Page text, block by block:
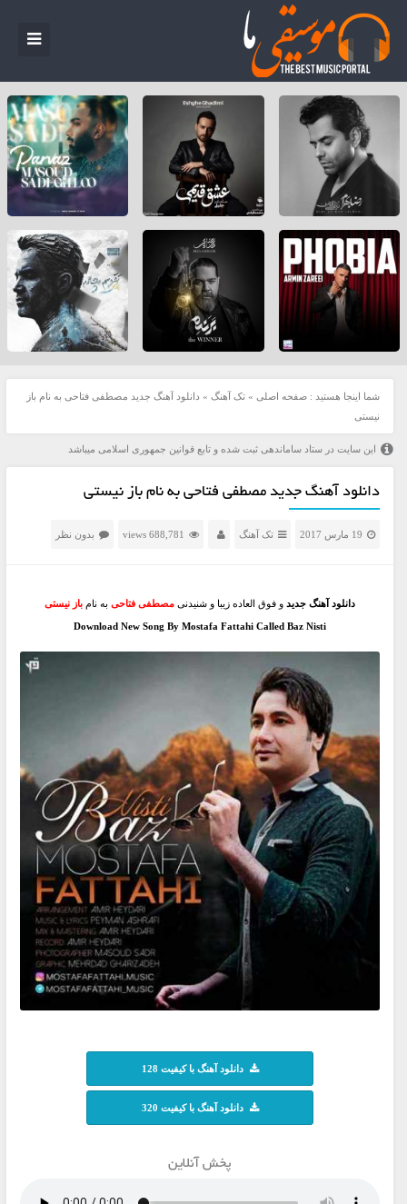
شما اینجا هستید : صفحه اصلی » تک آهنگ » دانلود آهنگ جدید مصطفی فتاحی به نام باز
نیستی
این سایت در ستاد ساماندهی ثبت شده و تابع قوانین جمهوری اسلامی میباشد
دانلود آهنگ جدید مصطفی فتاحی به نام باز نیستی
19 مارس 2017 تک آهنگ 688,781 views بدون نظر
دانلود آهنگ جدیدو فوق العاده زیبا و شنیدنی مصطفی فتاحیبه نام باز نیستی
Download New Song By Mostafa Fattahi Called Baz Nisti
دانلود آهنگ با کیفیت 128
دانلود آهنگ با کیفیت 320
پخش آنلاین